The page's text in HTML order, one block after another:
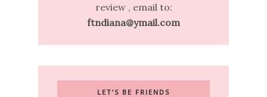
review , email to:
ftndiana@ymail.com
LET’S BE FRIENDS